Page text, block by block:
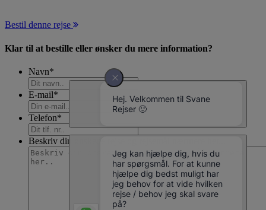
Bestil denne rejse
Klar til at bestille eller ønsker du mere information?
Navn*
E-mail*
Telefon*
Beskriv din ønskede rejse og rejsemål nærmere her...